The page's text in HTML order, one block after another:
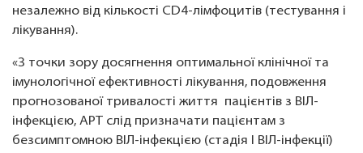
незалежно від кількості CD4-лімфоцитів (тестування і
лікування).
«З точки зору досягнення оптимальної клінічної та
імунологічної ефективності лікування, подовження
прогнозованої тривалості життя пацієнтів з ВІЛ-
інфекцією, АРТ слід призначати пацієнтам з
безсимптомною ВІЛ-інфекцією (стадія І ВІЛ-інфекції)